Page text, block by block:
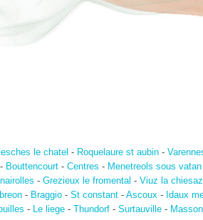
le chatel - Roquelaure st aubin-
Bouttencourt- Centres - Menetreols sous vatan
- Grezieux le fromental - Viuz la chiesaz
- Braggio- St constant- Ascoux- Idaux
- Le liege- Thundorf- Surtauville-